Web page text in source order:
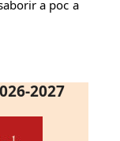
a poc a
2027